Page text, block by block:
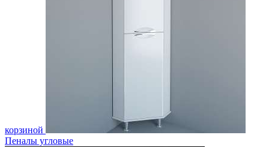
корзиной
Пеналы угловые